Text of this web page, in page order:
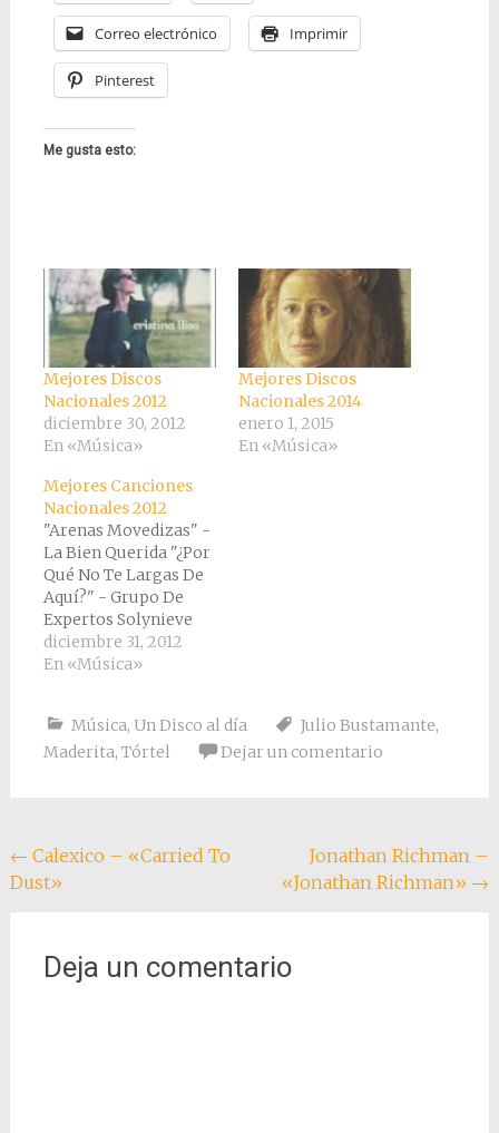
Correo electrónico Imprimir
Pinterest
Me gusta esto:
Mejores Discos
Nacionales 2012
diciembre 30, 2012
En «Música»
Mejores Discos
Nacionales 2014
enero 1, 2015
En «Música»
Mejores Canciones
Nacionales 2012
"Arenas Movedizas" -
La Bien Querida "¿Por
Qué No Te Largas De
Aquí?" - Grupo De
Expertos Solynieve
"Por Si Atracamos un
Banco" - Remate
Máquinas -
Hidrogenesse "Hola
Bustamante
"Sanguijuela" -…
diciembre 31, 2012
En «Música»
Música, Un Disco al día Julio Bustamante,
Maderita, Tórtel Dejar un comentario
Navegación
de
← Calexico – «Carried To
Dust»
Jonathan Richman –
«Jonathan Richman» →
Deja un comentario